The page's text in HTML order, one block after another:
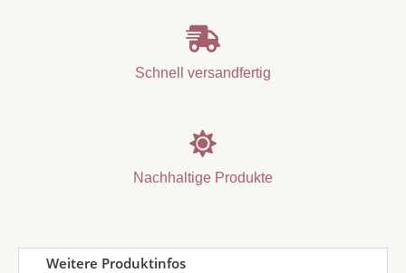

Schnell versandfertig

Nachhaltige Produkte
Weitere Produktinfos